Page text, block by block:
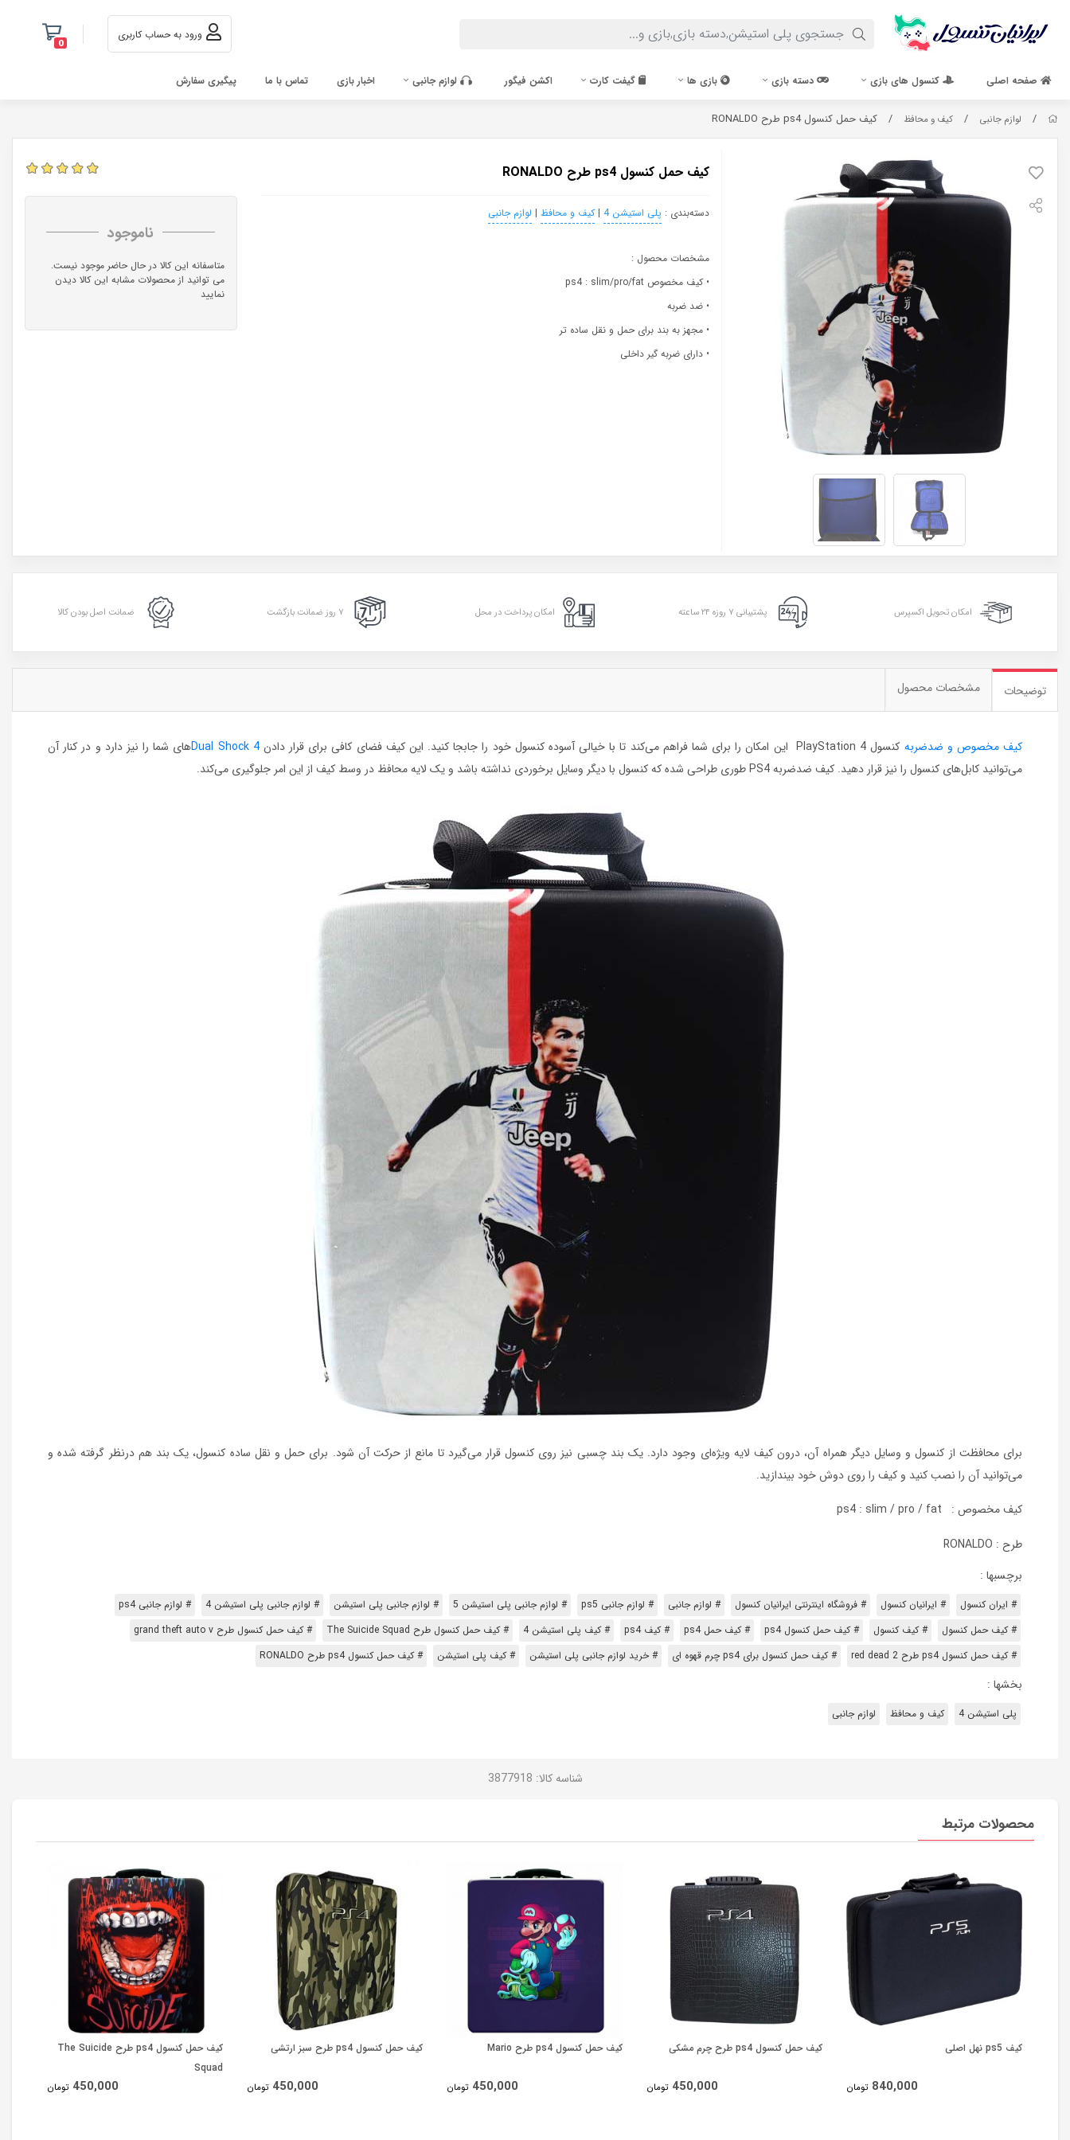
ورود به حساب کاربری
0
صفحه اصلی کنسول های بازی دسته بازی بازی ها گیفت کارت اکشن فیگور لوازم جانبی اخبار بازی تماس با ما پیگیری سفارش
/ لوازم جانبی / کیف و محافظ / کیف حمل کنسول ps4 طرح RONALDO
کیف حمل کنسول ps4 طرح RONALDO
دسته‌بندی : پلی استیشن 4 |کیف و محافظ | لوازم جانبی
مشخصات محصول :
• کیف مخصوص ps4 : slim/pro/fat
• ضد ضربه
• مجهز به بند برای حمل و نقل ساده تر
• دارای ضربه گیر داخلی
ناموجود
متاسفانه این کالا در حال حاضر موجود نیست.
می توانید از محصولات مشابه این کالا دیدن
نمایید
امکان تحویل اکسپرس پشتیبانی ۷ روزه ۲۴ ساعته امکان پرداخت در محل ۷ روز ضمانت بازگشت ضمانت اصل بودن کالا
توضیحات مشخصات محصول
کیف مخصوص و ضدضربه کنسول PlayStation 4 این امکان را برای شما فراهم می‌کند تا با خیالی آسوده کنسول خود را جابجا کنید. این کیف فضای کافی برای قرار دادن Dual Shock 4های شما را نیز دارد و در کنار آن
می‌توانید کابل‌های کنسول را نیز قرار دهید. کیف ضدضربه
طوری طراحی شده که کنسول با دیگر وسایل برخوردی نداشته باشد و یک لایه محافظ در وسط کیف از این امر جلوگیری می‌کند.
برای محافظت از کنسول و وسایل دیگر همراه آن، درون کیف لایه ویژه‌ای وجود دارد. یک بند چسبی نیز روی کنسول قرار می‌گیرد تا مانع از حرکت آن شود. برای حمل و نقل ساده کنسول، یک بند هم درنظر گرفته شده و
می‌توانید آن را نصب کنید و کیف را روی دوش خود بیندازید.
کیف مخصوص : ps4 : slim / pro / fat
طرح : RONALDO
برچسبها :
# ایران کنسول # ایرانیان کنسول # فروشگاه اینترنتی ایرانیان کنسول # لوازم جانبی # لوازم جانبی ps5 # لوازم جانبی پلی استیشن 5 # لوازم جانبی پلی استیشن # لوازم جانبی پلی استیشن 4
# لوازم جانبی ps4
# کیف حمل کنسول
# کیف کنسول # کیف حمل کنسول ps4 # کیف حمل ps4 # کیف ps4 # کیف پلی استیشن 4 # کیف حمل کنسول طرح The Suicide Squad
# کیف حمل کنسول طرح grand theft auto v
# کیف حمل کنسول ps4 طرح red dead 2
# کیف حمل کنسول برای ps4 چرم قهوه ای # خرید لوازم جانبی پلی استیشن # کیف پلی استیشن # کیف حمل کنسول ps4 طرح RONALDO
بخشها :
پلی استیشن 4 کیف و محافظ لوازم جانبی
شناسه کالا: 3877918
محصولات مرتبط
کیف ps5 نهل اصلی
840,000 تومان
کیف حمل کنسول ps4 طرح چرم مشکی
450,000 تومان
کیف حمل کنسول ps4 طرح Mario
450,000 تومان
کیف حمل کنسول ps4 طرح سبز ارتشی
450,000 تومان
کیف حمل کنسول ps4 طرح The Suicide
Squad
450,000 تومان